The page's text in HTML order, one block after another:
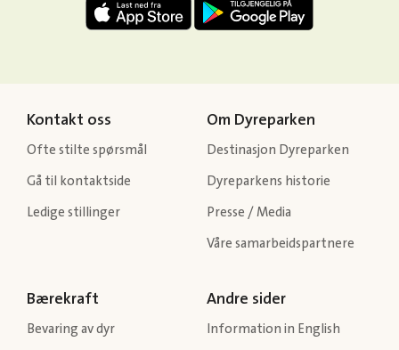
Kontakt oss
Ofte stilte spørsmål
Gå til kontaktside
Ledige stillinger
Om Dyreparken
Destinasjon Dyreparken
Dyreparkens historie
Presse / Media
Våre samarbeidspartnere
Bærekraft
Bevaring av dyr
Andre sider
Information in English